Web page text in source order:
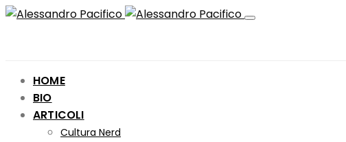
HOME
BIO
ARTICOLI
Cultura Nerd